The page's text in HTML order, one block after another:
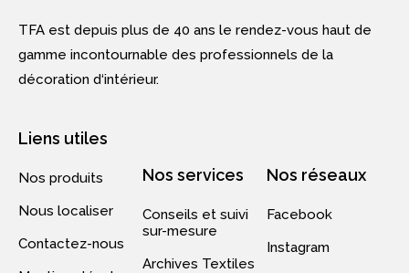
TFA est depuis plus de 40 ans le rendez-vous haut de
gamme incontournable des professionnels de la
décoration d‘intérieur.
Liens utiles
Nos produits
Nous localiser
Contactez-nous
Nos services
Conseils et suivi
sur-mesure
Archives Textiles
Nos réseaux
Facebook
Instagram